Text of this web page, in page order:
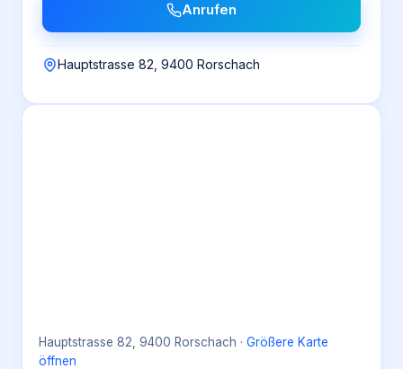
Anrufen
Hauptstrasse 82, 9400 Rorschach
Hauptstrasse 82, 9400 Rorschach · Größere Karte
öffnen